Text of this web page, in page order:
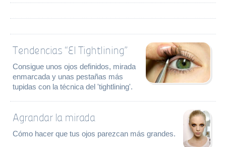
Tendencias “El Tightlining”
Consigue unos ojos definidos, mirada
enmarcada y unas pestañas más
tupidas con la técnica del 'tightlining'.
Agrandar la mirada
Cómo hacer que tus ojos parezcan más grandes.